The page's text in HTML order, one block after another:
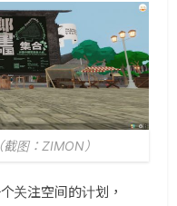
图：ZIMON）
关注空间的计划，